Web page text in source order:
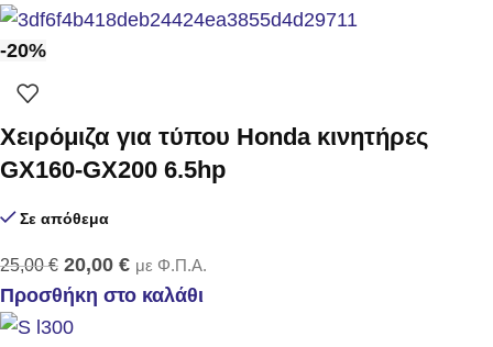
-20%
Χειρόμιζα για τύπου Ηonda κινητήρες
GX160-GX200 6.5hp
Σε απόθεμα
25,00€ 20,00 € με Φ.Π.Α.
Προσθήκη στο καλάθι